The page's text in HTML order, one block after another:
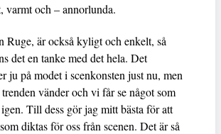
varmt och – annorlunda.
Ruge, är också kyligt och enkelt, så
det en tanke med det hela. Det
ju på modet i scenkonsten just nu, men
vänder och vi får se något som
Till dess gör jag mitt bästa för att
diktas för oss från scenen. Det är så